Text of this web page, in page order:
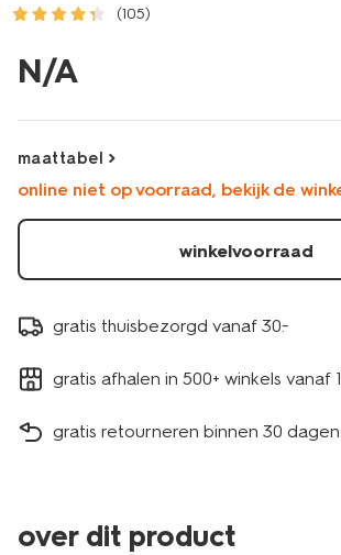
(105)
louisa-
gebroken-
36203860OFFWHITE.html
N/A
maattabel
online niet op voorraad, bekijk de
winkelvoorraad
gratis thuisbezorgd vanaf 30.-
gratis afhalen in 500+ winkels vanaf
gratis retourneren binnen 30 dagen
over dit product